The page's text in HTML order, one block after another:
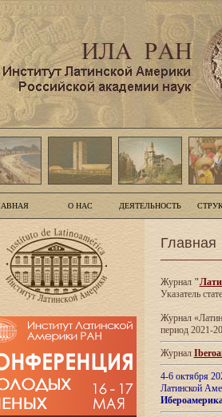
О НАС ДЕЯТЕЛЬНОСТЬ
Главная
Журнал"
Указатель
Журнал
период 2021-
Журнал
4-6 октября
Латинской